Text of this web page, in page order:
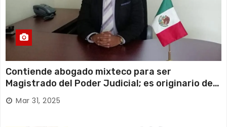
Contiende abogado mixteco para ser
Magistrado del Poder Judicial; es originario de
Huajuapan de León
Mar 31, 2025